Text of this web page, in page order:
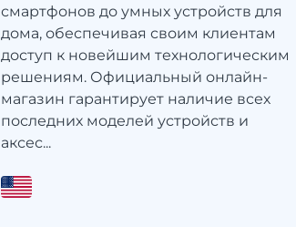
смартфонов до умных устройств для
дома, обеспечивая своим клиентам
доступ к новейшим технологическим
решениям. Официальный онлайн-
магазин гарантирует наличие всех
последних моделей устройств и
аксес...